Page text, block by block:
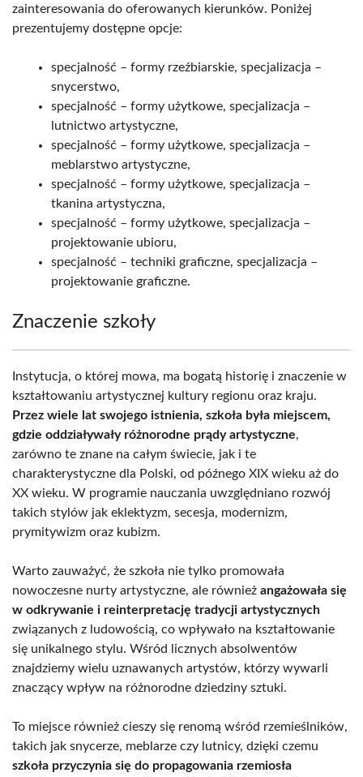
zainteresowania do oferowanych kierunków. Poniżej
prezentujemy dostępne opcje:
specjalność – formy rzeźbiarskie, specjalizacja –
snycerstwo,
specjalność – formy użytkowe, specjalizacja –
lutnictwo artystyczne,
specjalność – formy użytkowe, specjalizacja –
meblarstwo artystyczne,
specjalność – formy użytkowe, specjalizacja –
tkanina artystyczna,
specjalność – formy użytkowe, specjalizacja –
projektowanie ubioru,
specjalność – techniki graficzne, specjalizacja –
projektowanie graficzne.
Znaczenie szkoły
Instytucja, o której mowa, ma bogatą historię i znaczenie w
kształtowaniu artystycznej kultury regionu oraz kraju.
Przez wiele lat swojego istnienia, szkoła była miejscem,
gdzie oddziaływały różnorodne prądy artystyczne,
zarówno te znane na całym świecie, jak i te
charakterystyczne dla Polski, od późnego XIX wieku aż do
XX wieku. W programie nauczania uwzględniano rozwój
takich stylów jak eklektyzm, secesja, modernizm,
prymitywizm oraz kubizm.
Warto zauważyć, że szkoła nie tylko promowała
nowoczesne nurty artystyczne, ale również angażowała się
w odkrywanie i reinterpretację tradycji artystycznych
związanych z ludowością, co wpływało na kształtowanie
się unikalnego stylu. Wśród licznych absolwentów
znajdziemy wielu uznawanych artystów, którzy wywarli
znaczący wpływ na różnorodne dziedziny sztuki.
To miejsce również cieszy się renomą wśród rzemieślników,
takich jak snycerze, meblarze czy lutnicy, dzięki czemu
szkoła przyczynia się do propagowania rzemiosła